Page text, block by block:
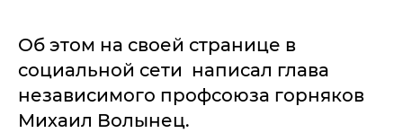
Об этом на своей странице в
социальной сети написал глава
независимого профсоюза горняков
Михаил Волынец.